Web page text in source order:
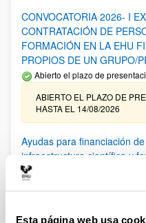
Esta página web usa
CONVOCATORIA 2026- I
CONTRATACIÓN DE
FORMACIÓN EN LA EHU
PROPIOS DE UN GRUPO/
Abierto el plazo de
ABIERTO EL PLAZO DE
HASTA EL 14/08/2026
Ayudas para financiación
infraestructura científica y
UPV/EHU 2026
solicitudes admitidas y